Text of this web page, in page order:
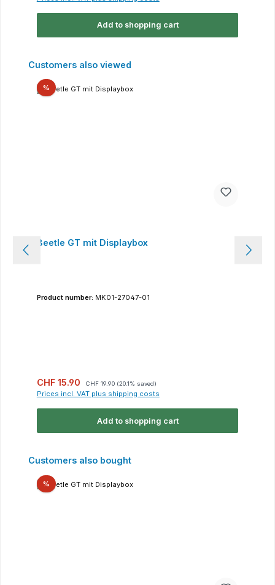
Add to shopping cart
Skip product gallery
Customers also viewed
%Discount
Beetle GT mit Displaybox
Product number: MK01-27047-01
Sale price:
CHF 15.90 Regular price:
CHF 19.90 (20.1% saved)
Prices incl. VAT plus shipping costs
Add to shopping cart
Skip product gallery
Customers also bought
%Discount